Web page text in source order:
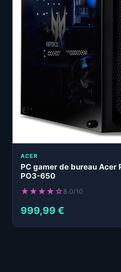
ACER
PC gamer de bureau
PO3-650
★★★★☆ 8.0/10
999,99 €